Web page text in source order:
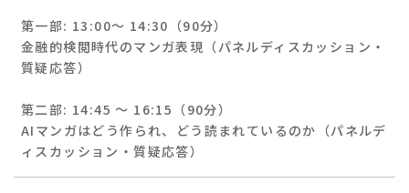
第一部: 13:00～ 14:30（90分）
金融的検閲時代のマンガ表現（パネルディスカッション・
質疑応答）
第二部: 14:45 ～ 16:15（90分）
AIマンガはどう作られ、どう読まれているのか（パネルデ
ィスカッション・質疑応答）